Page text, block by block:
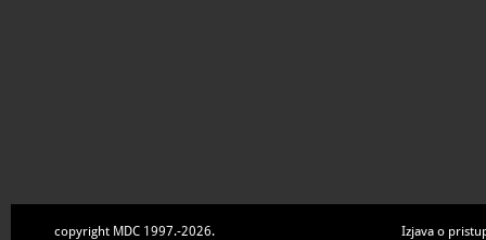
copyright MDC 1997.-2026. Izjava o